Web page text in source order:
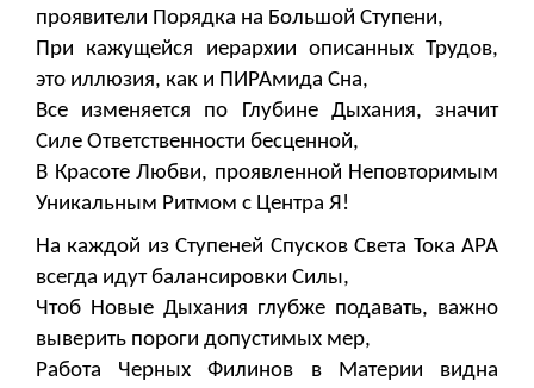
проявители Порядка на Большой Ступени,
При кажущейся иерархии описанных Трудов,
это иллюзия, как и ПИРАмида Сна,
Все изменяется по Глубине Дыхания, значит
Силе Ответственности бесценной,
В Красоте Любви, проявленной Неповторимым
Уникальным Ритмом с Центра Я!
На каждой из Ступеней Спусков Света Тока АРА
всегда идут балансировки Силы,
Чтоб Новые Дыхания глубже подавать, важно
выверить пороги допустимых мер,
Работа Черных Филинов в Материи видна